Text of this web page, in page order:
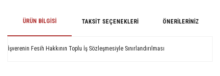
ÜRÜN BILGISI TAKSIT SEÇENEKLERI ÖNERILERINIZ
İşverenin Fesih Hakkının Toplu İş Sözleşmesiyle Sınırlandırılması